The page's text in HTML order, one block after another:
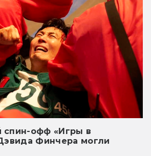
спин-офф «Игры в
Финчера могли